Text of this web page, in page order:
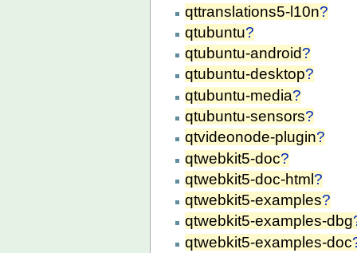
qttranslations5-l10n?
qtubuntu?
qtubuntu-android?
qtubuntu-desktop?
qtubuntu-media?
qtubuntu-sensors?
qtvideonode-plugin?
qtwebkit5-doc?
qtwebkit5-doc-html?
qtwebkit5-examples?
qtwebkit5-examples-dbg
qtwebkit5-examples-doc